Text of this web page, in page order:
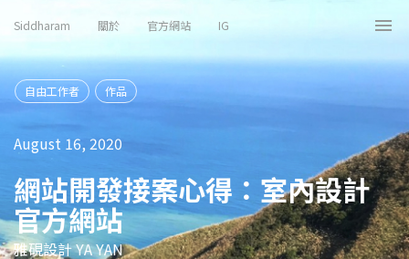
Siddharam 關於 官方網站 IG
自由工作者 作品
August 16, 2020
網站開發接案心得：室內設計
官方網站
雅硯設計 YA YAN